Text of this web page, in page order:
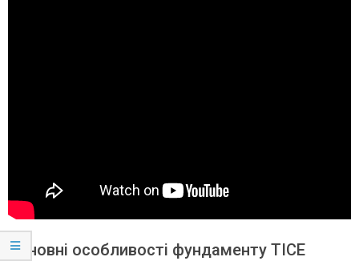
Основні особливості фундаменту ТІСЕ